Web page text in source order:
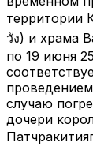
территории
วัง) и храма
по 19 июня
случаю
дочери